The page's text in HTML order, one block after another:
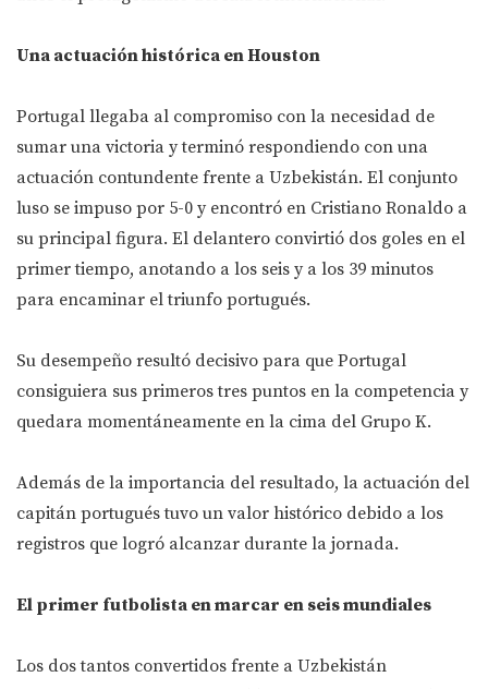
Una actuación histórica en Houston
Portugal llegaba al compromiso con la necesidad de
sumar una victoria y terminó respondiendo con una
actuación contundente frente a Uzbekistán. El conjunto
luso se impuso por 5-0 y encontró en Cristiano Ronaldo a
su principal figura. El delantero convirtió dos goles en el
primer tiempo, anotando a los seis y a los 39 minutos
para encaminar el triunfo portugués.
Su desempeño resultó decisivo para que Portugal
consiguiera sus primeros tres puntos en la competencia y
quedara momentáneamente en la cima del Grupo K.
Además de la importancia del resultado, la actuación del
capitán portugués tuvo un valor histórico debido a los
registros que logró alcanzar durante la jornada.
El primer futbolista en marcar en seis mundiales
Los dos tantos convertidos frente a Uzbekistán